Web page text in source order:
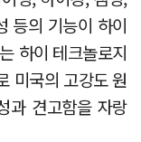
등의 기능이 하이
하이 테크놀로지
미국의 고강도 원
과 견고함을 자랑